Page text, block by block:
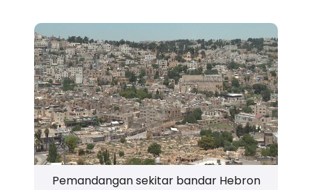
Pemandangan sekitar bandar Hebron